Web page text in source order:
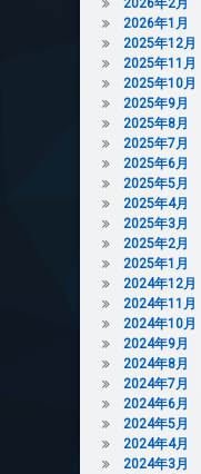
2026年2月
2026年1月
2025年12月
2025年11月
2025年10月
2025年9月
2025年8月
2025年7月
2025年6月
2025年5月
2025年4月
2025年3月
2025年2月
2025年1月
2024年12月
2024年11月
2024年10月
2024年9月
2024年8月
2024年7月
2024年6月
2024年5月
2024年4月
2024年3月